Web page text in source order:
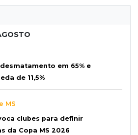
em 65% e
de 11,5%
MS
clubes para definir
da Copa MS 2026